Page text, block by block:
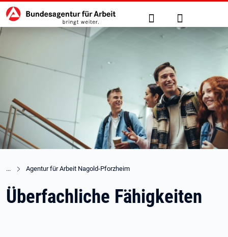
zu den Hauptinhalten springen
Hauptnavigation Suche Anmelden
Agentur für Arbeit Nagold-Pforzheim
Überfachliche Fähigkeiten